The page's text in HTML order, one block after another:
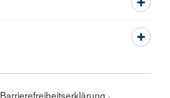
Barrierefreiheitserklärung